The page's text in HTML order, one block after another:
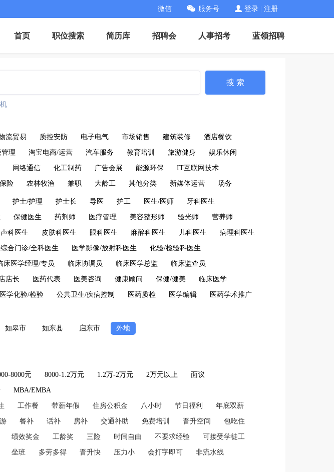
微信 服务号 登录 注册
首页 职位搜索 简历库 招聘会 人事招考 蓝领招聘
搜 索
流贸易 质控安防 电子电气 市场销售 建筑装修 酒店餐饮
理 淘宝电商/运营 汽车服务 教育培训 旅游健身 娱乐休闲
网络通信 化工制药 广告会展 能源环保 IT互联网技术
险 农林牧渔 兼职 大龄工 其他分类 新媒体运营 场务
护士/护理 护士长 导医 护工 医生/医师 牙科医生
保健医生 药剂师 医疗管理 美容整形师 验光师 营养师
科医生 皮肤科医生 眼科医生 麻醉科医生 儿科医生 病理科医生
综合门诊/全科医生 医学影像/放射科医生 化验/检验科医生
床医学经理/专员 临床协调员 临床医学总监 临床监查员
店长 医药代表 医美咨询 健康顾问 保健/健美 临床医学
医学化验/检验 公共卫生/疾病控制 医药质检 医学编辑 医药学术推广
如皋市 如东县 启东市 外地
8000元 8000-1.2万元 1.2万-2万元 2万元以上 面议
MBA/EMBA
工作餐 带薪年假 住房公积金 八小时 节日福利 年底双薪
餐补 话补 房补 交通补助 免费培训 晋升空间 包吃住
绩效奖金 工龄奖 三险 时间自由 不要求经验 可接受学徒工
坐班 多劳多得 晋升快 压力小 会打字即可 非流水线